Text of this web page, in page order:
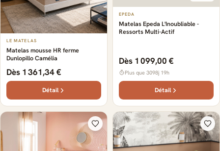
LE MATELAS
Matelas mousse HR ferme
Dunlopillo Camélia
Dès 1 361,34 €
Détail
EPEDA
Matelas Epeda L'Inoubliable -
Ressorts Multi-Actif
Dès 1 099,00 €
Plus que 3098j 19h
Détail